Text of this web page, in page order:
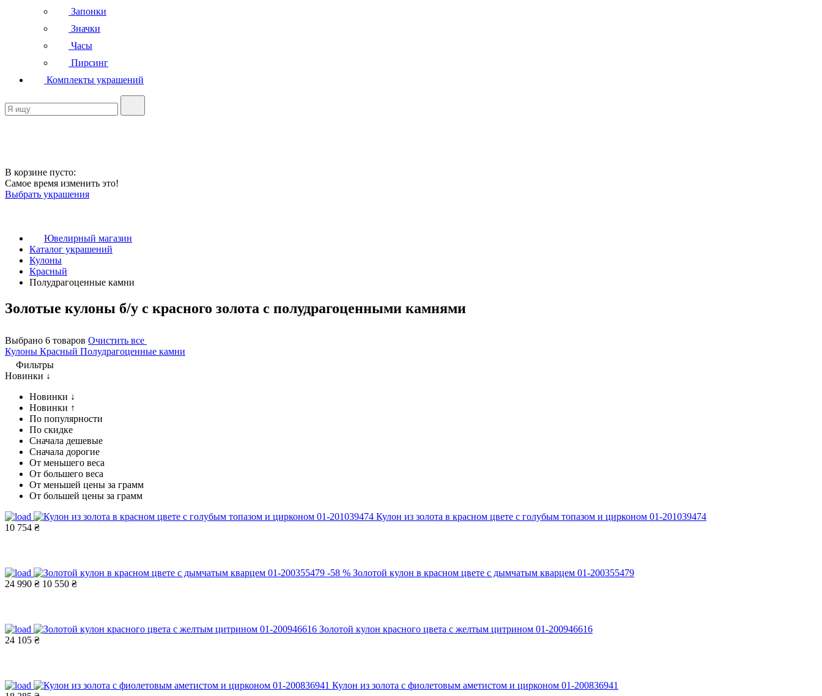
Запонки
Значки
Часы
Пирсинг
Комплекты украшений
В корзине пусто:
Самое время изменить это!
Выбрать украшения
Ювелирный магазин
Каталог украшений
Кулоны
Красный
Полудрагоценные камни
Золотые кулоны б/у с красного золота с полудрагоценными камнями
Выбрано 6 товаров Очистить все
Кулоны Красный Полудрагоценные камни
Фильтры
Новинки ↓
Новинки ↓
Новинки ↑
По популярности
По скидке
Сначала дешевые
Сначала дорогие
От меньшего веса
От большего веса
От меньшей цены за грамм
От большей цены за грамм
Кулон из золота в красном цвете с голубым топазом и цирконом 01-201039474
10 754 ₴
-58 % Золотой кулон в красном цвете с дымчатым кварцем 01-200355479
24 990 ₴ 10 550 ₴
Золотой кулон красного цвета с желтым цитрином 01-200946616
24 105 ₴
Кулон из золота с фиолетовым аметистом и цирконом 01-200836941